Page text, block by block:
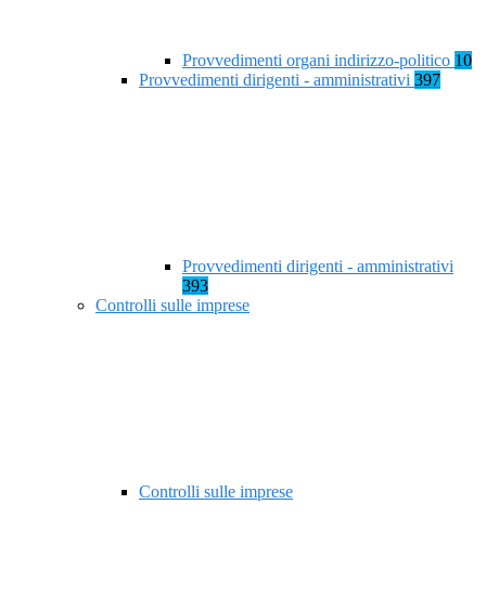
Provvedimenti organi indirizzo-politico 10
Provvedimenti dirigenti - amministrativi 397
Provvedimenti dirigenti - amministrativi
393
Controlli sulle imprese
Controlli sulle imprese